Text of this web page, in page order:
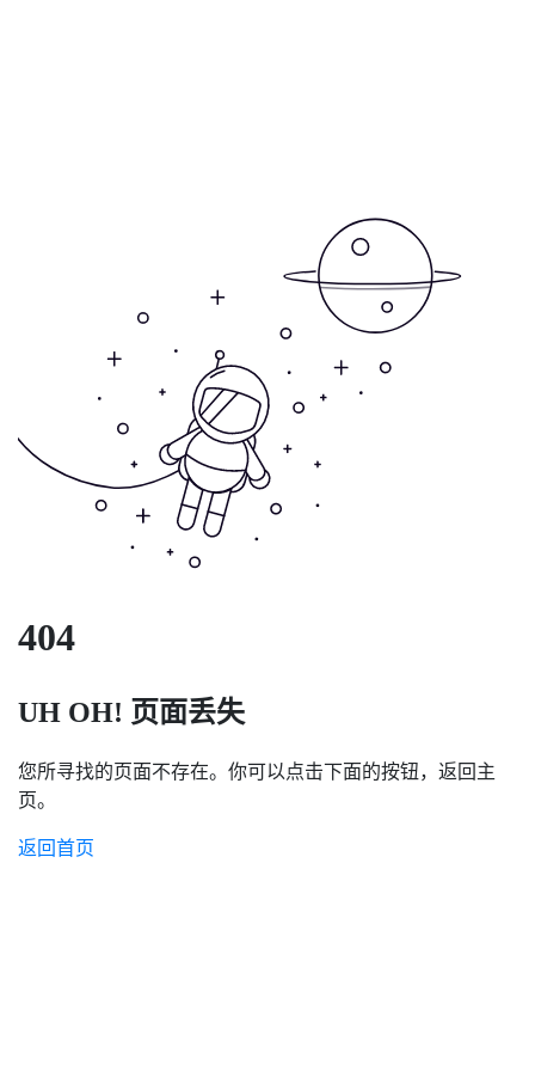
404
UH OH! 页面丢失
您所寻找的页面不存在。你可以点击下面的按钮，返回主
页。
返回首页